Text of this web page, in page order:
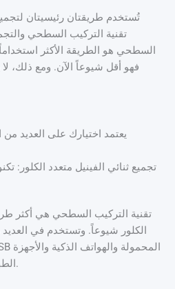
تُستخدم طريقتان رئيسيتان
تقنية التركيب السطحي
السطحي هو الطريقة الأكثر
فهو أقل شيوعاً الآن. ومع ذلك،
يعتمد اختيارك على العديد
تقنية التركيب السطحي هي أكثر
الكلور شيوعاً. وتستخدم في العديد
الطبية وأنظمة الملاحة المحمولة.